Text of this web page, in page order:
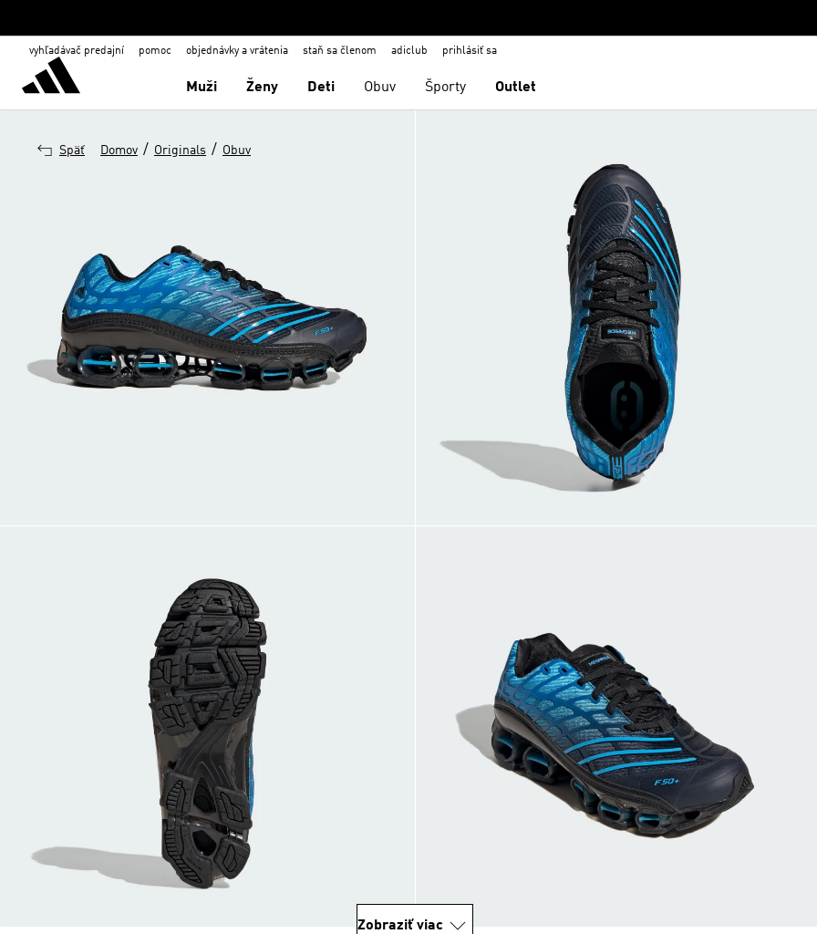
vyhľadávač predajní pomoc objednávky a vrátenia staň sa členom adiclub prihlásiť sa
Muži Ženy Deti Obuv Športy Outlet
Späť Domov / Originals / Obuv
Zobraziť viac